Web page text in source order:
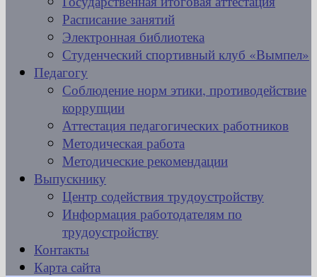
Расписание занятий
Электронная библиотека
Студенческий спортивный клуб «Вымпел»
Педагогу
Соблюдение норм этики, противодействие
коррупции
Аттестация педагогических работников
Методическая работа
Методические рекомендации
Выпускнику
Центр содействия трудоустройству
Информация работодателям по
трудоустройству
Контакты
Карта сайта